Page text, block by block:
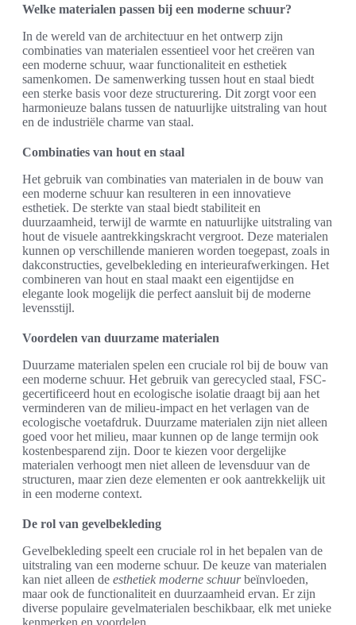
Welke materialen passen bij een moderne schuur?
In de wereld van de architectuur en het ontwerp zijn
combinaties van materialen essentieel voor het creëren van
een moderne schuur, waar functionaliteit en esthetiek
samenkomen. De samenwerking tussen hout en staal biedt
een sterke basis voor deze structurering. Dit zorgt voor een
harmonieuze balans tussen de natuurlijke uitstraling van hout
en de industriële charme van staal.
Combinaties van hout en staal
Het gebruik van combinaties van materialen in de bouw van
een moderne schuur kan resulteren in een innovatieve
esthetiek. De sterkte van staal biedt stabiliteit en
duurzaamheid, terwijl de warmte en natuurlijke uitstraling van
hout de visuele aantrekkingskracht vergroot. Deze materialen
kunnen op verschillende manieren worden toegepast, zoals in
dakconstructies, gevelbekleding en interieurafwerkingen. Het
combineren van hout en staal maakt een eigentijdse en
elegante look mogelijk die perfect aansluit bij de moderne
levensstijl.
Voordelen van duurzame materialen
Duurzame materialen spelen een cruciale rol bij de bouw van
een moderne schuur. Het gebruik van gerecycled staal, FSC-
gecertificeerd hout en ecologische isolatie draagt bij aan het
verminderen van de milieu-impact en het verlagen van de
ecologische voetafdruk. Duurzame materialen zijn niet alleen
goed voor het milieu, maar kunnen op de lange termijn ook
kostenbesparend zijn. Door te kiezen voor dergelijke
materialen verhoogt men niet alleen de levensduur van de
structuren, maar zien deze elementen er ook aantrekkelijk uit
in een moderne context.
De rol van gevelbekleding
Gevelbekleding speelt een cruciale rol in het bepalen van de
uitstraling van een moderne schuur. De keuze van materialen
kan niet alleen de esthetiek moderne schuurbeïnvloeden,
maar ook de functionaliteit en duurzaamheid ervan. Er zijn
diverse populaire gevelmaterialen beschikbaar, elk met unieke
kenmerken en voordelen.